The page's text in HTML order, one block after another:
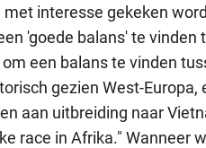
interesse gekeken
'goede balans' te vinden
een balans te vinden
gezien West-Europa,
aan uitbreiding naar
race in Afrika." Wanneer